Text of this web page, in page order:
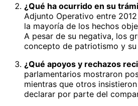
¿Qué ha ocurrido en su
Adjunto Operativo entre
la mayoría de los hechos
A pesar de su negativa, los
concepto de patriotismo y
¿Qué apoyos y rechazos
parlamentarios mostraron
mientras que otros
declarar por parte del